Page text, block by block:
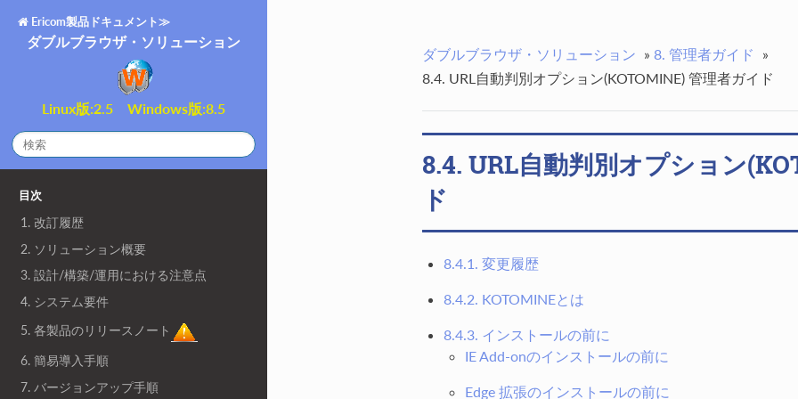
Ericom製品ドキュメント≫
ダブルブラウザ・ソリューション
Linux版:2.5 Windows版:8.5
目次
1. 改訂履歴
2. ソリューション概要
3. 設計/構築/運用における注意点
4. システム要件
5. 各製品のリリースノート
6. 簡易導入手順
7. バージョンアップ手順
ダブルブラウザ・ソリューション » 8. 管理者ガイド
»
8.4. URL自動判別オプション(KOTOMINE) 管理者ガイド
8.4. URL自動判別オプション
ド
8.4.1. 変更履歴
8.4.2. KOTOMINEとは
8.4.3. インストールの前に
IE Add-onのインストールの前に
Edge 拡張のインストールの前に